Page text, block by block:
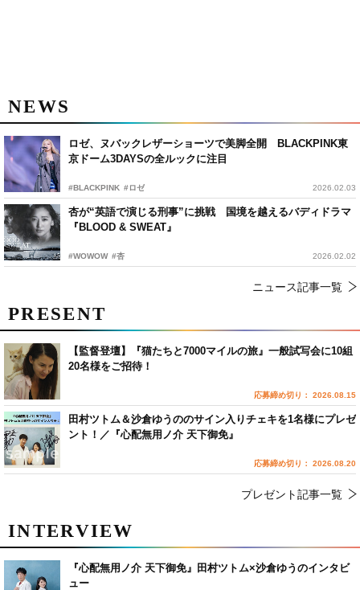
NEWS
ロゼ、ヌバックレザーショーツで美脚全開 BLACKPINK東
京ドーム3DAYSの全ルックに注目
#BLACKPINK #ロゼ 2026.02.03
杏が“英語で演じる刑事”に挑戦 国境を越えるバディドラマ
『BLOOD & SWEAT』
#WOWOW #杏 2026.02.02
ニュース記事一覧
INTERVIEW
『心配無用ノ介 天下御免』田村ツトム×沙倉ゆうのインタビ
ュー
PRESENT
【監督登壇】『猫たちと7000マイルの旅』一般試写会に10組
20名様をご招待！
応募締め切り： 2026.08.15
田村ツトム＆沙倉ゆうののサイン入りチェキを1名様にプレゼ
ント！／『心配無用ノ介 天下御免』
応募締め切り： 2026.08.20
プレゼント記事一覧